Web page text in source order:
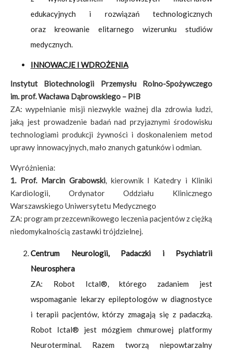
edukacyjnych i rozwiązań technologicznych
oraz kreowanie elitarnego wizerunku studiów
medycznych.
INNOWACJE I WDROŻENIA
Instytut Biotechnologii Przemysłu Rolno-Spożywczego
im. prof. Wacława Dąbrowskiego – PIB
ZA: wypełnianie misji niezwykle ważnej dla zdrowia ludzi,
jaką jest prowadzenie badań nad przyjaznymi środowisku
technologiami produkcji żywności i doskonaleniem metod
uprawy innowacyjnych, mało znanych gatunków i odmian.
Wyróżnienia:
1. Prof. Marcin Grabowski, kierownik I Katedry i Kliniki
Kardiologii, Ordynator Oddziału Klinicznego
Warszawskiego Uniwersytetu Medycznego
ZA: program przezcewnikowego leczenia pacjentów z ciężką
niedomykalnością zastawki trójdzielnej.
Centrum Neurologii, Padaczki i Psychiatrii
Neurosphera
ZA: Robot Ictal®, którego zadaniem jest
wspomaganie lekarzy epileptologów w diagnostyce
i terapii pacjentów, którzy zmagają się z padaczką.
Robot Ictal® jest mózgiem chmurowej platformy
Neuroterminal. Razem tworzą niepowtarzalny